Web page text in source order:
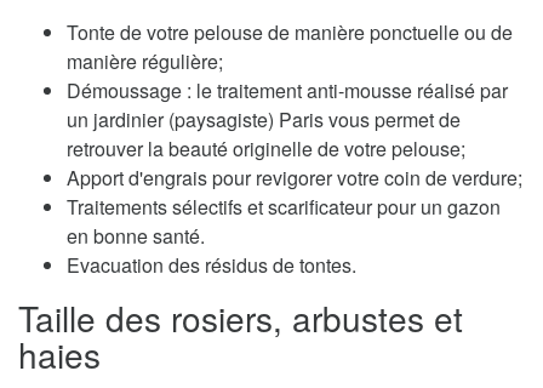
Tonte de votre pelouse de manière ponctuelle ou de
manière régulière;
Démoussage : le traitement anti-mousse réalisé par
un jardinier (paysagiste) Paris vous permet de
retrouver la beauté originelle de votre pelouse;
Apport d'engrais pour revigorer votre coin de verdure;
Traitements sélectifs et scarificateur pour un gazon
en bonne santé.
Evacuation des résidus de tontes.
Taille des rosiers, arbustes et
haies